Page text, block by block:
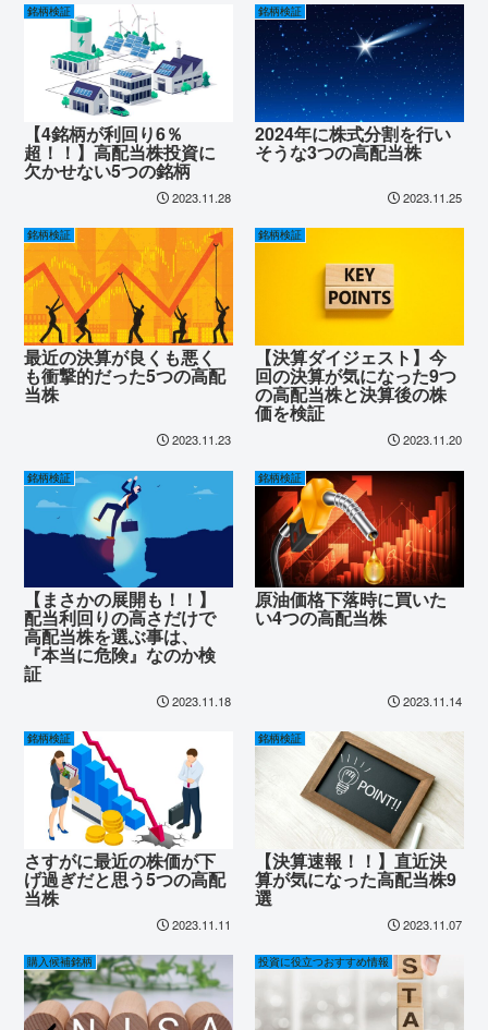
銘柄検証
【4銘柄が利回り6％
超！！】高配当株投資に
欠かせない5つの銘柄
2023.11.28
銘柄検証
2024年に株式分割を行い
そうな3つの高配当株
2023.11.25
銘柄検証
最近の決算が良くも悪く
も衝撃的だった5つの高配
当株
2023.11.23
銘柄検証
【決算ダイジェスト】今
回の決算が気になった9つ
の高配当株と決算後の株
価を検証
2023.11.20
銘柄検証
【まさかの展開も！！】
配当利回りの高さだけで
高配当株を選ぶ事は、
『本当に危険』なのか検
証
2023.11.18
銘柄検証
原油価格下落時に買いた
い4つの高配当株
2023.11.14
銘柄検証
さすがに最近の株価が下
げ過ぎだと思う5つの高配
当株
2023.11.11
銘柄検証
【決算速報！！】直近決
算が気になった高配当株9
選
2023.11.07
購入候補銘柄 投資に役立つおすすめ情報